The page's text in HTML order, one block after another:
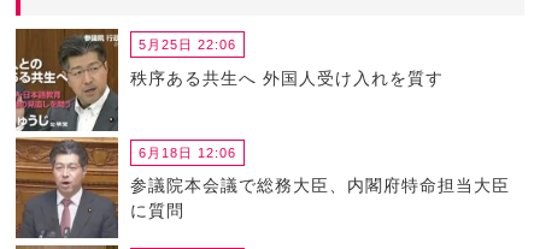
5月25日 22:06
秩序ある共生へ 外国人受け入れを質す
6月18日 12:06
参議院本会議で総務大臣、内閣府特命担当大臣
に質問